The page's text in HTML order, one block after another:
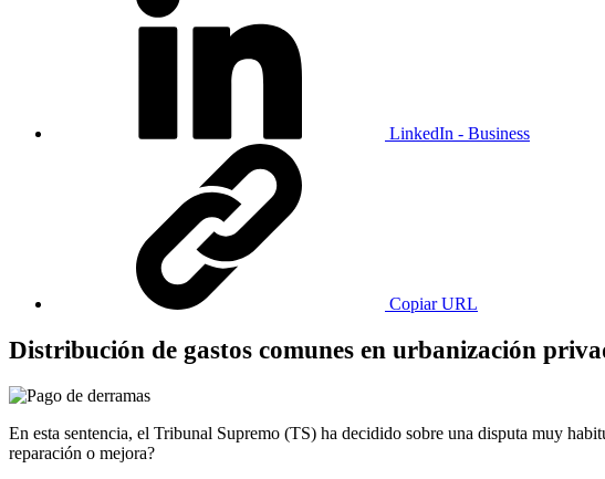
LinkedIn - Business
Copiar URL
Distribución de gastos comunes en urbanización
En esta sentencia, el Tribunal Supremo (TS) ha decidido sobre una disputa muy
reparación o mejora?